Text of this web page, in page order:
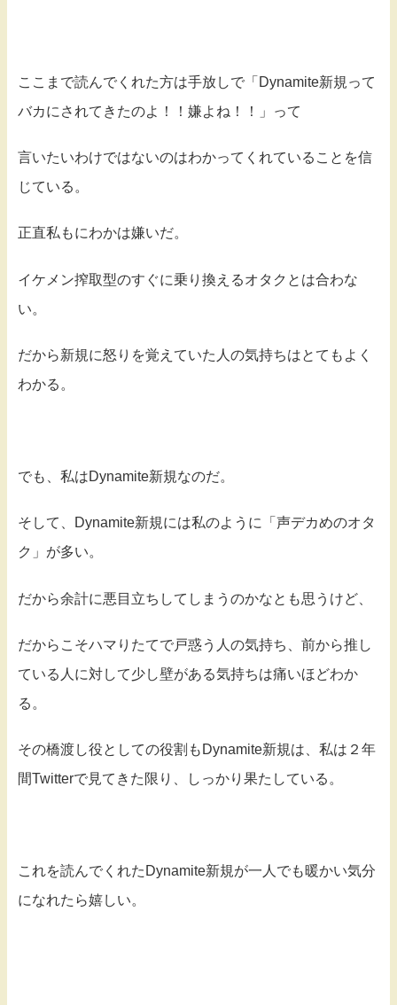
ここまで読んでくれた方は手放しで「Dynamite新規って
バカにされてきたのよ！！嫌よね！！」って
言いたいわけではないのはわかってくれていることを信
じている。
正直私もにわかは嫌いだ。
イケメン搾取型のすぐに乗り換えるオタクとは合わな
い。
だから新規に怒りを覚えていた人の気持ちはとてもよく
わかる。
でも、私はDynamite新規なのだ。
そして、Dynamite新規には私のように「声デカめのオタ
ク」が多い。
だから余計に悪目立ちしてしまうのかなとも思うけど、
だからこそハマりたてで戸惑う人の気持ち、前から推し
ている人に対して少し壁がある気持ちは痛いほどわか
る。
その橋渡し役としての役割もDynamite新規は、私は２年
間Twitterで見てきた限り、しっかり果たしている。
これを読んでくれたDynamite新規が一人でも暖かい気分
になれたら嬉しい。